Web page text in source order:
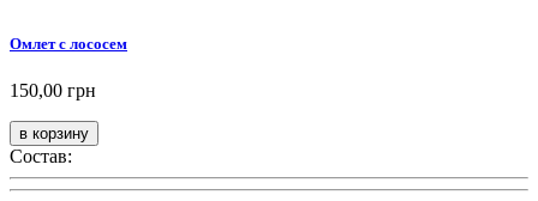
Омлет с лососем
150,00 грн
Состав: